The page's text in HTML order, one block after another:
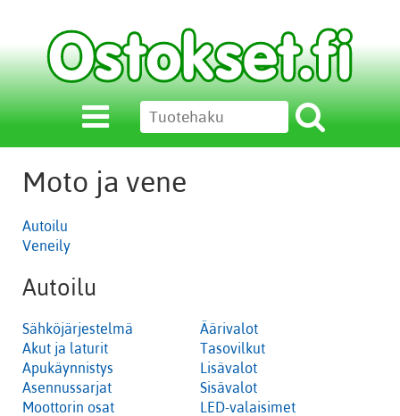
Moto ja vene
Autoilu
Veneily
Autoilu
Sähköjärjestelmä
Akut ja laturit
Apukäynnistys
Asennussarjat
Moottorin osat
Äärivalot
Tasovilkut
Lisävalot
Sisävalot
LED-valaisimet